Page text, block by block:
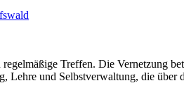
Treffen. Die Vernetzung
Lehre und Selbstverwaltung, die